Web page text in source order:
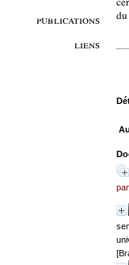
publications
liens